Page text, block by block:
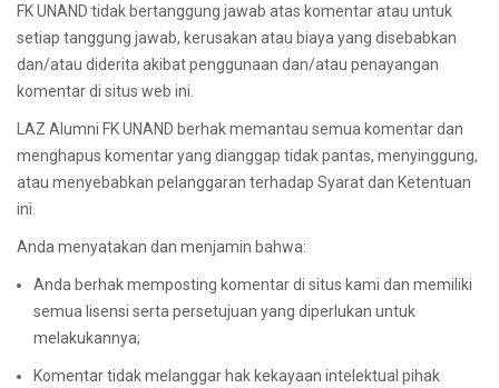
FK UNAND tidak bertanggung jawab atas komentar atau untuk
setiap tanggung jawab, kerusakan atau biaya yang disebabkan
dan/atau diderita akibat penggunaan dan/atau penayangan
komentar di situs web ini.
LAZ Alumni FK UNAND berhak memantau semua komentar dan
menghapus komentar yang dianggap tidak pantas, menyinggung,
atau menyebabkan pelanggaran terhadap Syarat dan Ketentuan
ini.
Anda menyatakan dan menjamin bahwa:
Anda berhak memposting komentar di situs kami dan memiliki
semua lisensi serta persetujuan yang diperlukan untuk
melakukannya;
Komentar tidak melanggar hak kekayaan intelektual pihak